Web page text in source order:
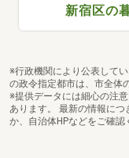
新宿区の
※行政機関により公表して
の政令指定都市は、市全体
※提供データには細心の注
あります。 最新の情報につ
か、自治体HPなどをご確認